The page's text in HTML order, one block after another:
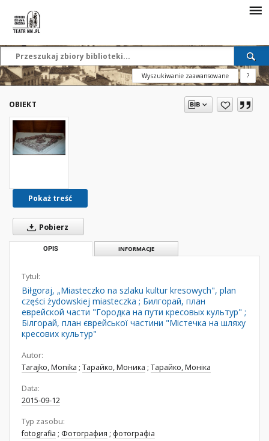
Wyszukiwanie zaawansowane ?
OBIEKT
Pokaż treść
Pobierz
OPIS INFORMACJE
Tytuł:
Biłgoraj, „Miasteczko na szlaku kultur kresowych", plan
części żydowskiej miasteczka ; Билгорай, план
еврейской части "Городка на пути кресовых культур" ;
Білгорай, план єврейської частини "Містечка на шляху
кресових культур"
Autor:
Tarajko, Monika ; Тарайко, Моника ; Тарайко, Моніка
Data:
2015-09-12
Typ zasobu:
fotografia ; Фотография ; фотографіа